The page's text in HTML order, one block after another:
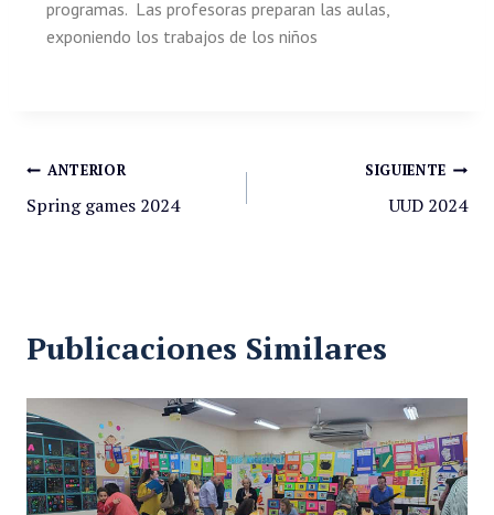
programas. Las profesoras preparan las aulas,
exponiendo los trabajos de los niños
ANTERIOR
Spring games 2024
SIGUIENTE
UUD 2024
Publicaciones Similares